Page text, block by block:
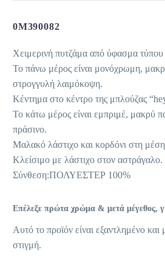
0M390082
Χειμερινή πυτζάμα από ύφασμα τύπου
Το πάνω μέρος είναι μονόχρωμη,
στρογγυλή λαιμόκοψη.
Κέντημα στο κέντρο της μπλούζας
Το κάτω μέρος είναι εμπριμέ, μακρύ
πράσινο.
Μαλακό λάστιχο και κορδόνι στη
Κλείσιμο με λάστιχο στον αστράγαλο.
Σύνθεση:ΠΟΛΥΕΣΤΕΡ 100%
Επέλεξε πρώτα χρώμα & μετά μέγεθος,
Αυτό το προϊόν είναι εξαντλημένο
στιγμή.